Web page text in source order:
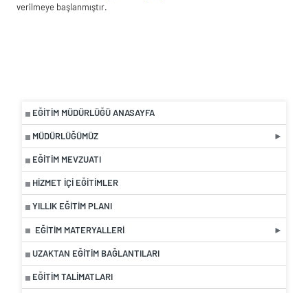
EĞITIM MÜDÜRLÜĞÜ ANASAYFA
MÜDÜRLÜĞÜMÜZ
EĞITIM MEVZUATI
HIZMET İÇI EĞITIMLER
YILLIK EĞITIM PLANI
EĞITIM MATERYALLERI
UZAKTAN EĞITIM BAĞLANTILARI
EĞİTİM TALİMATLARI
verilmeye başlanmıştır.